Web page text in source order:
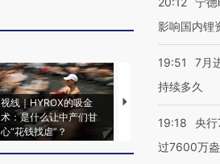
视线｜HYROX的吸金
术：是什么让中产们甘
心“花钱找虐”？
马航飞行员跨国走私
粒摇头丸 尿检体内含
影响国内锂
19:51
7月
持续多久
19:18
央
过7600万